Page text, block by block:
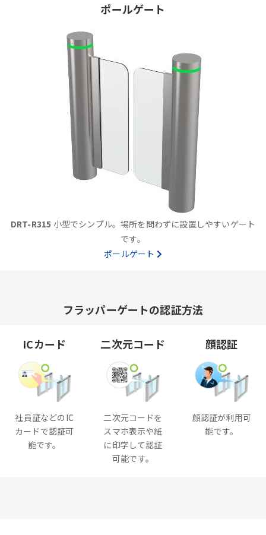
ポールゲート
DRT-R315 小型でシンプル。場所を問わずに設置しやすいゲート
です。
ポールゲート
フラッパーゲートの認証方法
ICカード
社員証などのIC
カードで認証可
能です。
二次元コード
二次元コードを
スマホ表示や紙
に印字して認証
可能です。
顔認証
顔認証が利用可
能です。